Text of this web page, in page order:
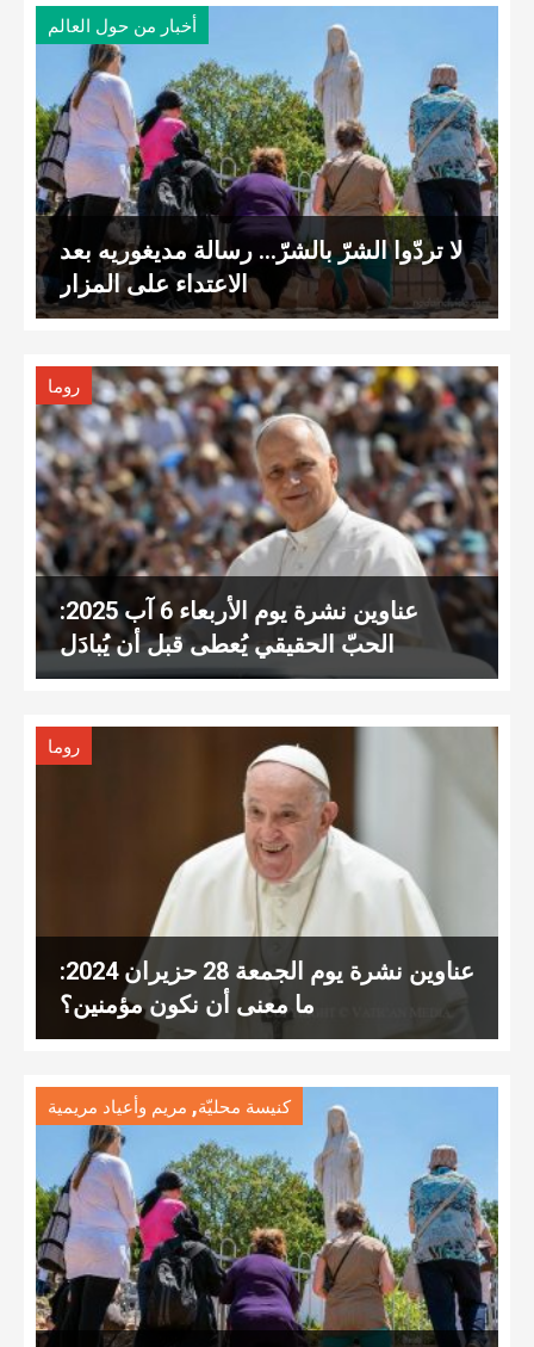
أخبار من حول العالم
لا تردّوا الشرّ بالشرّ… رسالة مديغوريه بعد
الاعتداء على المزار
روما
عناوين نشرة يوم الأربعاء 6 آب 2025:
الحبّ الحقيقي يُعطى قبل أن يُبادَل
روما
عناوين نشرة يوم الجمعة 28 حزيران 2024:
ما معنى أن نكون مؤمنين؟
كنيسة محليّة, مريم وأعياد مريمية